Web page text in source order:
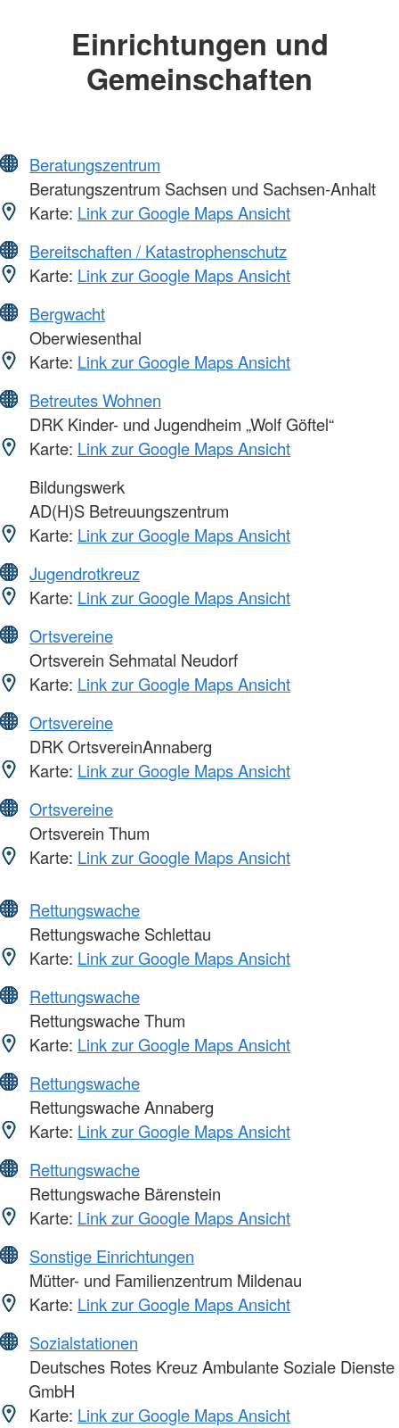
Einrichtungen und
Gemeinschaften
Beratungszentrum
Beratungszentrum Sachsen und Sachsen-Anhalt
Karte: Link zur Google Maps Ansicht
Bereitschaften / Katastrophenschutz
Karte: Link zur Google Maps Ansicht
Bergwacht
Oberwiesenthal
Karte: Link zur Google Maps Ansicht
Betreutes Wohnen
DRK Kinder- und Jugendheim „Wolf Göftel“
Karte: Link zur Google Maps Ansicht
Bildungswerk
AD(H)S Betreuungszentrum
Karte: Link zur Google Maps Ansicht
Jugendrotkreuz
Karte: Link zur Google Maps Ansicht
Ortsvereine
Ortsverein Sehmatal Neudorf
Karte: Link zur Google Maps Ansicht
Ortsvereine
DRK OrtsvereinAnnaberg
Karte: Link zur Google Maps Ansicht
Ortsvereine
Ortsverein Thum
Karte: Link zur Google Maps Ansicht
Rettungswache
Rettungswache Schlettau
Karte: Link zur Google Maps Ansicht
Rettungswache
Rettungswache Thum
Karte: Link zur Google Maps Ansicht
Rettungswache
Rettungswache Annaberg
Karte: Link zur Google Maps Ansicht
Rettungswache
Rettungswache Bärenstein
Karte: Link zur Google Maps Ansicht
Sonstige Einrichtungen
Mütter- und Familienzentrum Mildenau
Karte: Link zur Google Maps Ansicht
Sozialstationen
Deutsches Rotes Kreuz Ambulante Soziale Dienste
GmbH
Karte: Link zur Google Maps Ansicht